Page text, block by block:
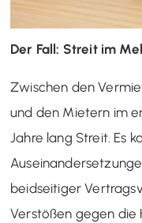
Der Fall: Streit im
Zwischen den
und den Mietern im
Jahre lang Streit. Es
beidseitiger
Verstößen gegen die